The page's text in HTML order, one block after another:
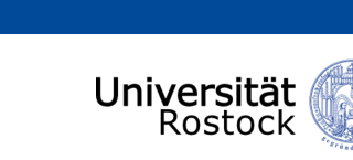
Browsen
direkt zum Inhalt